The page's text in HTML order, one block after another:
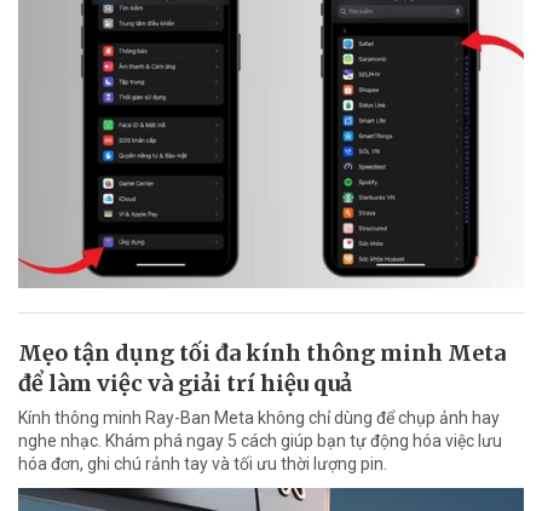
Mẹo tận dụng tối đa kính thông minh Meta
để làm việc và giải trí hiệu quả
Kính thông minh Ray-Ban Meta không chỉ dùng để chụp ảnh hay
nghe nhạc. Khám phá ngay 5 cách giúp bạn tự động hóa việc lưu
hóa đơn, ghi chú rảnh tay và tối ưu thời lượng pin.